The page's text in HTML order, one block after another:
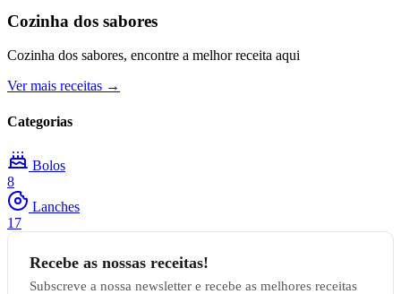
Cozinha dos sabores
Cozinha dos sabores, encontre a melhor receita aqui
Ver mais receitas →
Categorias
Bolos
8
Lanches
17
Recebe as nossas receitas!
Subscreve a nossa newsletter e recebe as melhores receitas